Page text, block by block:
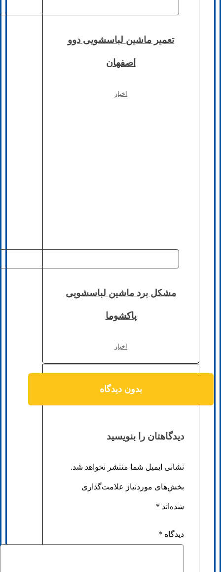
تعمیر ماشین لباسشویی دوو
اصفهان
اخبار
مشکل برد ماشین لباسشویی
پاکشوما
اخبار
بدون دیدگاه
دیدگاهتان را بنویسید
نشانی ایمیل شما منتشر نخواهد شد.
بخش‌های موردنیاز علامت‌گذاری
شده‌اند *
دیدگاه *